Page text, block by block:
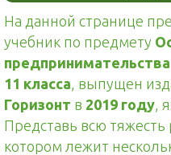
На данной странице
учебник по предмету
предпринимательства
11 класса, выпущен
Горизонт в 2019 году,
Представь всю тяжесть
котором лежит